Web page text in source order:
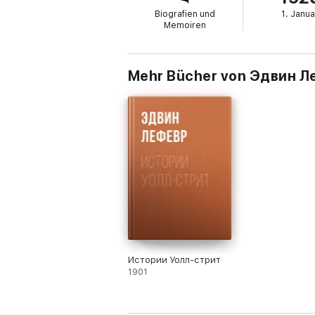
• атмосферой Уолл-стрит начала XX
В формате a4.pdf сохранен
Biografien und
Memoiren
1.
Mehr Bücher von Эдвин
Истории Уолл-стрит
1901